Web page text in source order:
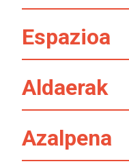
Espazioa
Aldaerak
Azalpena